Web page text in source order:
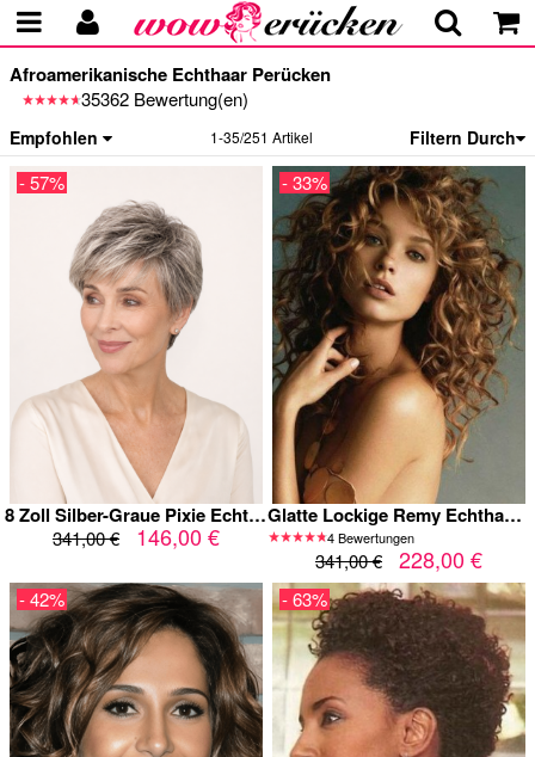
Afroamerikanische Echthaar Perücken
35362 Bewertung(en)
Empfohlen Filtern Durch
1-35/251 Artikel
8 Zoll Silber-Graue Pixie Echthaarperücke für Damen mit Lace Front und Seitenpony
341,00 € 146,00 €
- 57%
Glatte Lockige Remy Echthaar Afroamerikaner Spitzefront Perücke
4 Bewertungen
341,00 € 228,00 €
- 33%
- 42% - 63%